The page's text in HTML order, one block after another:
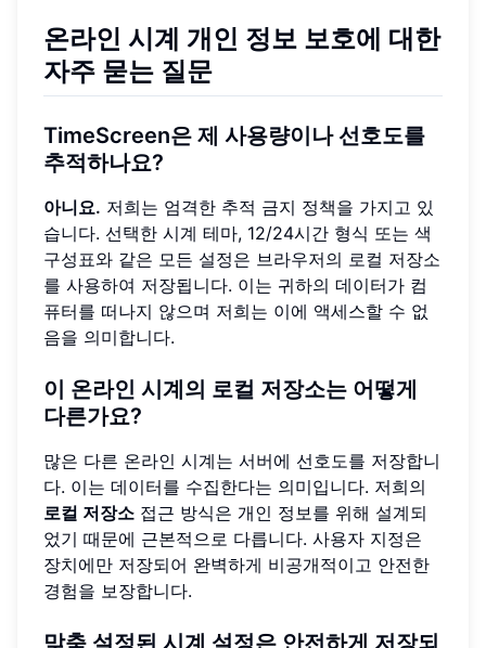
온라인 시계 개인 정보 보호에 대한
자주 묻는 질문
TimeScreen은 제 사용량이나 선호도를
추적하나요?
아니요. 저희는 엄격한 추적 금지 정책을 가지고 있
습니다. 선택한 시계 테마, 12/24시간 형식 또는 색
구성표와 같은 모든 설정은 브라우저의 로컬 저장소
를 사용하여 저장됩니다. 이는 귀하의 데이터가 컴
퓨터를 떠나지 않으며 저희는 이에 액세스할 수 없
음을 의미합니다.
이 온라인 시계의 로컬 저장소는 어떻게
다른가요?
많은 다른 온라인 시계는 서버에 선호도를 저장합니
다. 이는 데이터를 수집한다는 의미입니다. 저희의
로컬 저장소 접근 방식은 개인 정보를 위해 설계되
었기 때문에 근본적으로 다릅니다. 사용자 지정은
장치에만 저장되어 완벽하게 비공개적이고 안전한
경험을 보장합니다.